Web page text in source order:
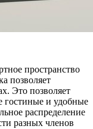
пространство
позволяет
Это позволяет
гостиные и удобные
распределение
разных членов